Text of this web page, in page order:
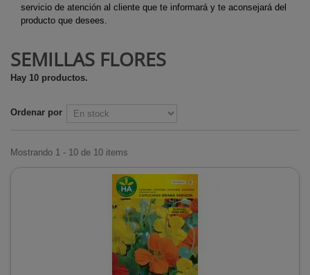
servicio de atención al cliente que te informará y te aconsejará del
producto que desees.
SEMILLAS FLORES
Hay 10 productos.
Ordenar por
Mostrando 1 - 10 de 10 items